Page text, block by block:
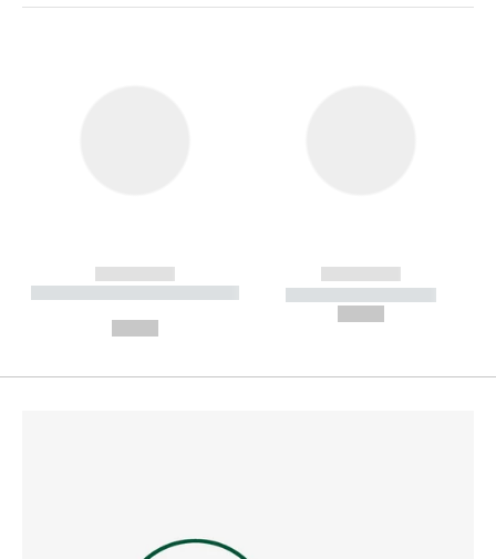
------------
----------- ----------- --------
------------
----------- -----------